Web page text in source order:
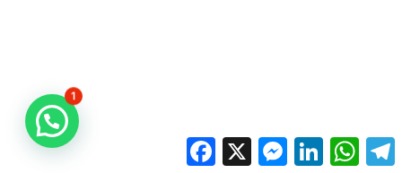
Facebook Messenger
LinkedIn
1